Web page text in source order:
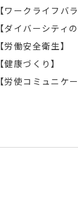
【ワークライフバ
【ダイバーシティ
【労働安全衛生】
【健康づくり】
【労使コミュニケ